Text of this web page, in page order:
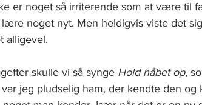
er noget så irriterende som at være til
noget nyt. Men heldigvis viste det
alligevel.
skulle vi så synge Hold håbet op,
jeg pludselig ham, der kendte den